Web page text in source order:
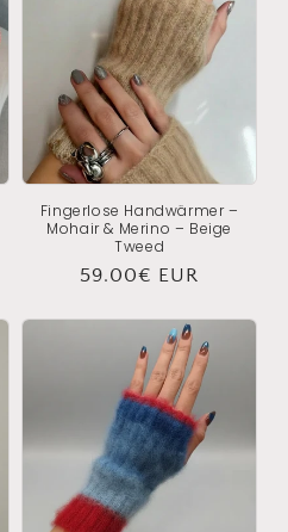
Fingerlose Handwärmer –
Mohair & Merino – Beige
Tweed
Normaler
59.00€ EUR